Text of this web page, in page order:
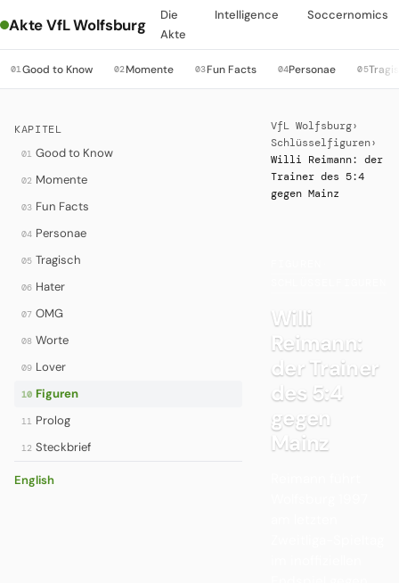
Akte VfL Wolfsburg
Die
Akte
Intelligence Soccernomics
01Good to Know 02Momente 03Fun Facts 04Personae 05
KAPITEL
01 Good to Know
02 Momente
03 Fun Facts
04 Personae
05 Tragisch
06 Hater
07 OMG
08 Worte
09 Lover
10 Figuren
11 Prolog
12 Steckbrief
English
VfL Wolfsburg›
Schlüsselfiguren›
Willi Reimann: der
Trainer des 5:4
gegen Mainz
Willi
Reimann:
der Trainer
des 5:4
gegen
Mainz